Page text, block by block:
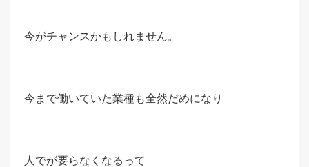
今がチャンスかもしれません。
今まで働いていた業種も全然だめになり
人でが要らなくなるって